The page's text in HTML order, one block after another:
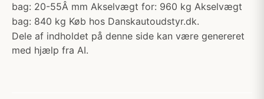
bag: 20-55Â mm Akselvægt for: 960 kg Akselvægt
bag: 840 kg Køb hos Danskautoudstyr.dk.
Dele af indholdet på denne side kan være genereret
med hjælp fra AI.